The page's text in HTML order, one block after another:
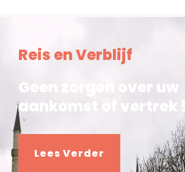
Reis en Verblijf
Geen zorgen over uw
aankomst of vertrek !
Lees Verder